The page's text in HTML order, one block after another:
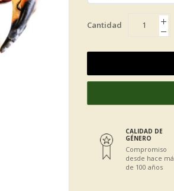
Cantidad
CALIDAD DE
GÉNERO
Compromiso
desde hace
de 100 años